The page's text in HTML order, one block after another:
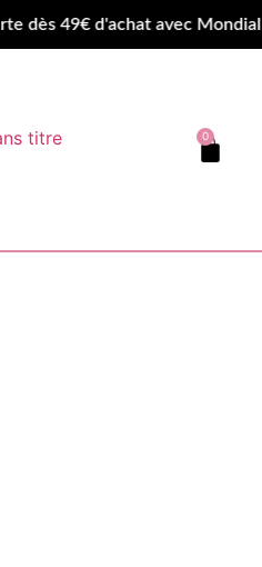
49€ d'achat avec
0